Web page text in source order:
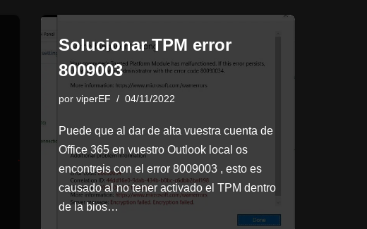
Solucionar TPM error
8009003
por viperEF 04/11/2022
Puede que al dar de alta vuestra cuenta de
Office 365 en vuestro Outlook local os
encontreis con el error 8009003 , esto es
causado al no tener activado el TPM dentro
de la bios…